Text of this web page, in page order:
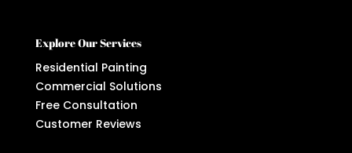
Explore Our Services
Residential Painting
Commercial Solutions
Free Consultation
Customer Reviews